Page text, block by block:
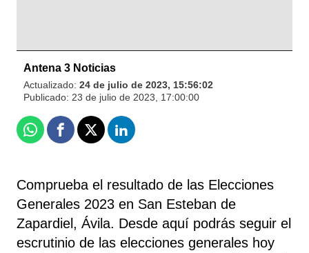
Antena 3 Noticias
Actualizado: 24 de julio de 2023, 15:56:02
Publicado: 23 de julio de 2023, 17:00:00
WhatsappFacebook
X Linkedin
Comprueba el resultado de las Elecciones
Generales 2023 en San Esteban de
Zapardiel, Ávila. Desde aquí podrás seguir el
escrutinio de las elecciones generales hoy